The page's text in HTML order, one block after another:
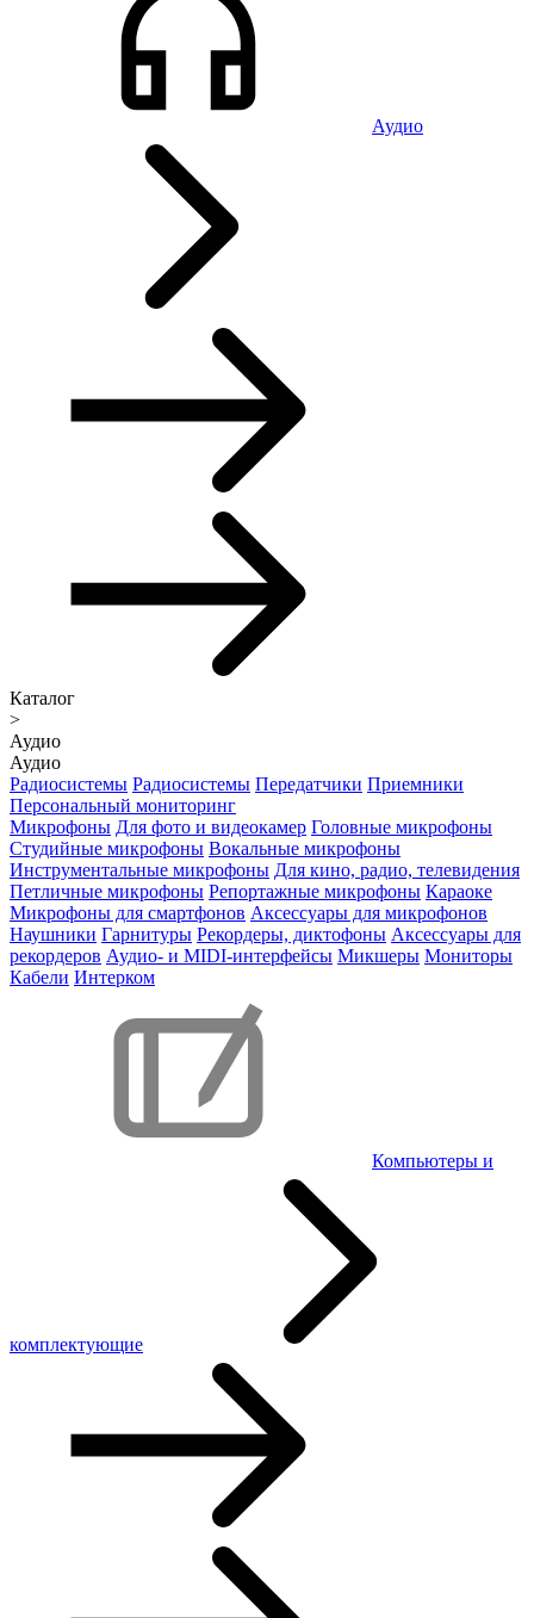
Аудио
Каталог
>
Аудио
Аудио
Радиосистемы Радиосистемы Передатчики Приемники
Персональный мониторинг
Микрофоны Для фото и видеокамер Головные микрофоны
Студийные микрофоны Вокальные микрофоны
Инструментальные микрофоны Для кино, радио, телевидения
Петличные микрофоны Репортажные микрофоны Караоке
Микрофоны для смартфонов Аксессуары для микрофонов
Наушники Гарнитуры Рекордеры, диктофоны Аксессуары для
рекордеров Аудио- и MIDI-интерфейсы Микшеры Мониторы
Кабели Интерком
Компьютеры и
комплектующие